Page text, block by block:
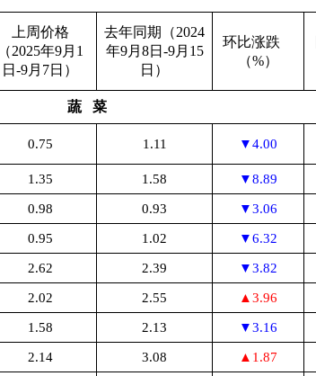
上周价格
（2025年9月1
日-9月7日）
去年同期（2024
年9月8日-9月15
日）
环比涨跌
（%）
蔬 菜
0.75 1.11 ▼4.00
1.35 1.58 ▼8.89
0.98 0.93 ▼3.06
0.95 1.02 ▼6.32
2.62 2.39 ▼3.82
2.02 2.55 ▲3.96
1.58 2.13 ▼3.16
2.14 3.08 ▲1.87